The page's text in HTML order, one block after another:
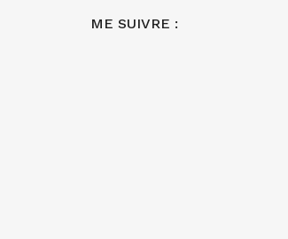
ME SUIVRE :